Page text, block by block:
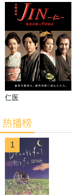
仁医
热播榜
1